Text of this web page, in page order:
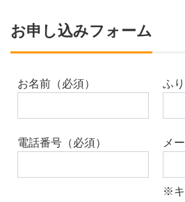
お申し込みフォーム
お名前（必須） ふ
電話番号（必須） メ
※キ